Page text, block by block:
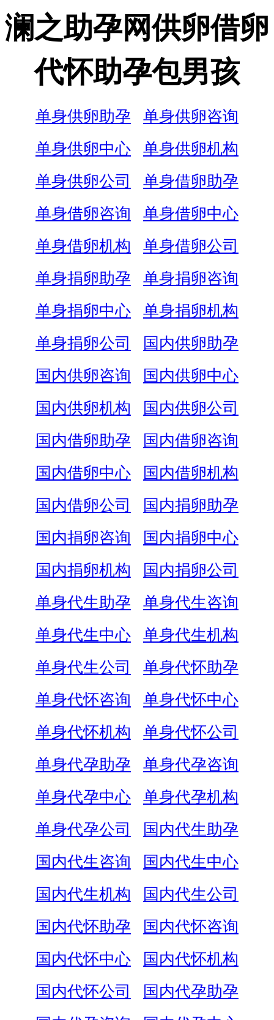
澜之助孕网供卵借卵
代怀助孕包男孩
单身供卵助孕
单身供卵咨询
单身供卵中心
单身供卵机构
单身供卵公司
单身借卵助孕
单身借卵咨询
单身借卵中心
单身借卵机构
单身借卵公司
单身捐卵助孕
单身捐卵咨询
单身捐卵中心
单身捐卵机构
单身捐卵公司
国内供卵助孕
国内供卵咨询
国内供卵中心
国内供卵机构
国内供卵公司
国内借卵助孕
国内借卵咨询
国内借卵中心
国内借卵机构
国内借卵公司
国内捐卵助孕
国内捐卵咨询
国内捐卵中心
国内捐卵机构
国内捐卵公司
单身代生助孕
单身代生咨询
单身代生中心
单身代生机构
单身代生公司
单身代怀助孕
单身代怀咨询
单身代怀中心
单身代怀机构
单身代怀公司
单身代孕助孕
单身代孕咨询
单身代孕中心
单身代孕机构
单身代孕公司
国内代生助孕
国内代生咨询
国内代生中心
国内代生机构
国内代生公司
国内代怀助孕
国内代怀咨询
国内代怀中心
国内代怀机构
国内代怀公司
国内代孕助孕